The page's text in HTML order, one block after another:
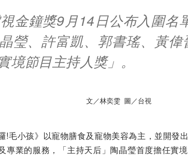
金鐘獎9月14日公布入圍名
瑩、許富凱、郭書瑤、黃
境節目主持人獎」。
文／林奕雯 圖／台視
!毛小孩》以寵物膳食及寵物美容為主，並開發
專業的服務，「主持天后」陶晶瑩首度擔任實